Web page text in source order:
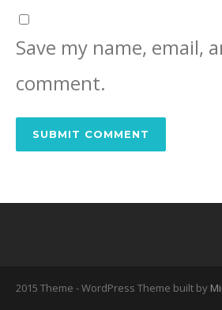
Save my name, email,
comment.
2015 Theme - WordPress Theme built by